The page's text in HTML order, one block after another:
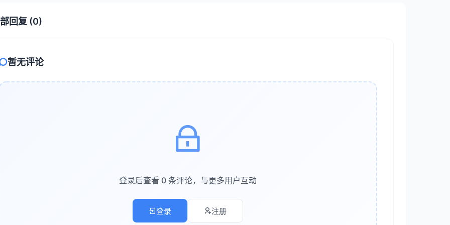
于用户历史行为提供个性化推荐
支持多语言切换，服务全球客户
驱动决策
系统不仅是服务工具，更是数据收集和分析平台。每一次对话都会产生有价值的数据，包括：
户常见问题和痛点
品使用中的高频问题
户情绪和满意度变化
同渠道的服务效果对比
服系统的核心功能
回复 (0)
暂无评论
登录后查看 0 条评论，与更多用户互动
登录 注册